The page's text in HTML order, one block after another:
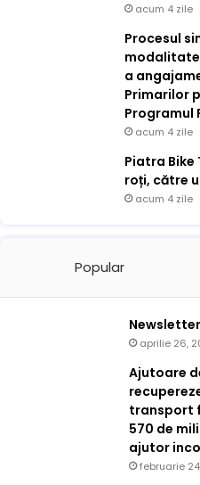
acum 4 zile
Procesul
a
Primarilor
Programul
acum 4 zile
Piatra Bike
roți, către
acum 4 zile
Popular
aprilie 26,
Ajutoare
transport
570 de
ajutor
februarie